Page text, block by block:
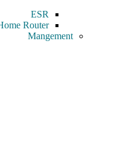
ESR
Router
Mangement